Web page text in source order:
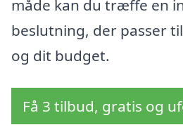
måde kan du træffe en
beslutning, der passer
og dit budget.
Få 3 tilbud, gratis og